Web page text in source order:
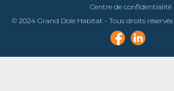
Centre de confidentialité
© 2024 Grand Dole Habitat - Tous droits réservés